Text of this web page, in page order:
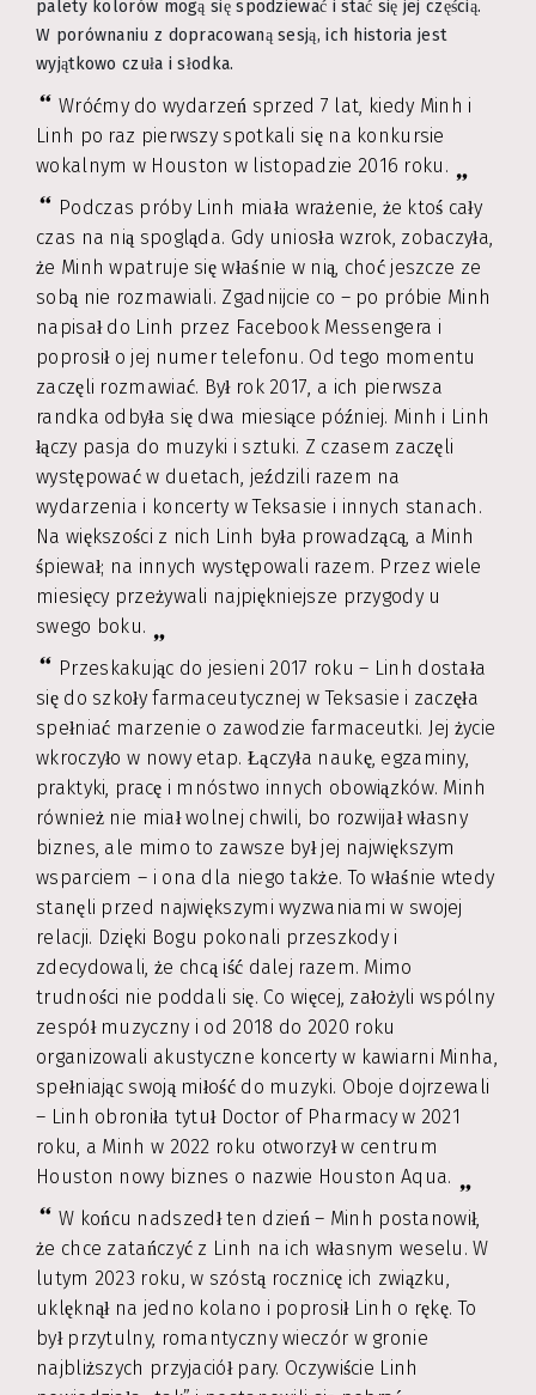
palety kolorów mogą się spodziewać i stać się jej częścią.
W porównaniu z dopracowaną sesją, ich historia jest
wyjątkowo czuła i słodka.
Wróćmy do wydarzeń sprzed 7 lat, kiedy Minh i
Linh po raz pierwszy spotkali się na konkursie
wokalnym w Houston w listopadzie 2016 roku.
Podczas próby Linh miała wrażenie, że ktoś cały
czas na nią spogląda. Gdy uniosła wzrok, zobaczyła,
że Minh wpatruje się właśnie w nią, choć jeszcze ze
sobą nie rozmawiali. Zgadnijcie co – po próbie Minh
napisał do Linh przez Facebook Messengera i
poprosił o jej numer telefonu. Od tego momentu
zaczęli rozmawiać. Był rok 2017, a ich pierwsza
randka odbyła się dwa miesiące później. Minh i Linh
łączy pasja do muzyki i sztuki. Z czasem zaczęli
występować w duetach, jeździli razem na
wydarzenia i koncerty w Teksasie i innych stanach.
Na większości z nich Linh była prowadzącą, a Minh
śpiewał; na innych występowali razem. Przez wiele
miesięcy przeżywali najpiękniejsze przygody u
swego boku.
Przeskakując do jesieni 2017 roku – Linh dostała
się do szkoły farmaceutycznej w Teksasie i zaczęła
spełniać marzenie o zawodzie farmaceutki. Jej życie
wkroczyło w nowy etap. Łączyła naukę, egzaminy,
praktyki, pracę i mnóstwo innych obowiązków. Minh
również nie miał wolnej chwili, bo rozwijał własny
biznes, ale mimo to zawsze był jej największym
wsparciem – i ona dla niego także. To właśnie wtedy
stanęli przed największymi wyzwaniami w swojej
relacji. Dzięki Bogu pokonali przeszkody i
zdecydowali, że chcą iść dalej razem. Mimo
trudności nie poddali się. Co więcej, założyli wspólny
zespół muzyczny i od 2018 do 2020 roku
organizowali akustyczne koncerty w kawiarni Minha,
spełniając swoją miłość do muzyki. Oboje dojrzewali
– Linh obroniła tytuł Doctor of Pharmacy w 2021
roku, a Minh w 2022 roku otworzył w centrum
Houston nowy biznes o nazwie Houston Aqua.
W końcu nadszedł ten dzień – Minh postanowił,
że chce zatańczyć z Linh na ich własnym weselu. W
lutym 2023 roku, w szóstą rocznicę ich związku,
uklęknął na jedno kolano i poprosił Linh o rękę. To
był przytulny, romantyczny wieczór w gronie
najbliższych przyjaciół pary. Oczywiście Linh